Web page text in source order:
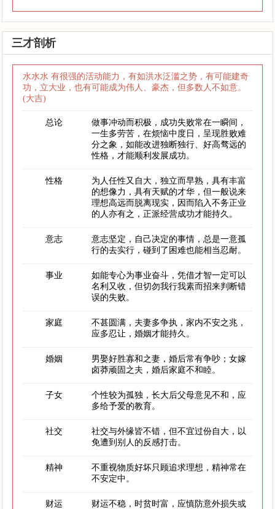
三才剖析
水水水 有很强的活动能力，有如洪水泛滥之势，有可能建奇
功，立大业，也有可能成为伟人、豪杰，但多数人不如意。
(大吉)
总论
做事冲动而积极，成功失败常在一瞬间，
一生多劳苦，在烦恼中度日，呈现胜败难
分之象，如能改进独断独行、好高骛远的
性格，才能顺利发展成功。
性格
为人任性又自大，独立而早熟，具有丰富
的想像力，具有天赋的才华，但一般说来
理想高远而脱离现实，因而陷入不务正业
的人亦有之，正派经营成功才能持久。
意志
意志坚定，自己决定的事情，总是一意孤
行的去实行，碰到了困难也能相当忍耐。
事业
如能专心为事业奋斗，凭借才智一定可以
名利又收，但切勿我行我素而招来判断错
误的失败。
家庭
不甚圆满，夫妻多争执，家内不安之兆，
应多忍让，婚姻才能持久。
婚姻
男娶好胜寡和之妻，婚后常有争吵；女嫁
卤莽顽固之夫，婚后家庭不和睦。
子女
个性较为孤独，长大后父母意见不和，应
多给予爱的教育。
社交
社交与外缘皆不错，但不宜过份自大，以
免遭到别人的反感打击。
精神
不重视物质好坏只顾追求理想，精神常在
不安定中。
财运 财运不稳，时贫时富，应慎防意外损失或